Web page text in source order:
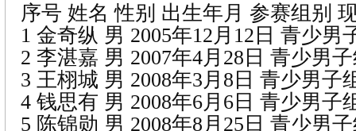
序号 姓名 性别 出生年月 参赛组别
1 金奇纵 男 2005年12月12日 青少男
2 李湛嘉 男 2007年4月28日 青少男
3 王栩城 男 2008年3月8日 青少男子
4 钱思有 男 2008年6月6日 青少男子
5 陈锦勋 男 2008年8月25日 青少男